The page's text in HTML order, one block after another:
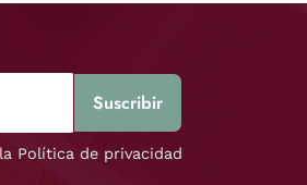
Política de privacidad